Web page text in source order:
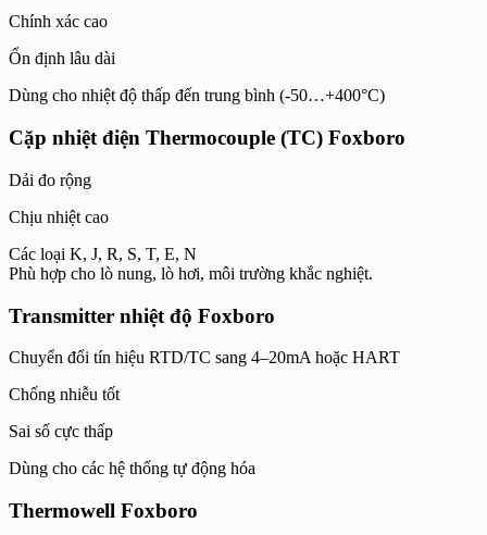
Chính xác cao
Ổn định lâu dài
Dùng cho nhiệt độ thấp đến trung bình (-50…+400°C)
Cặp nhiệt điện Thermocouple (TC) Foxboro
Dải đo rộng
Chịu nhiệt cao
Các loại K, J, R, S, T, E, N
Phù hợp cho lò nung, lò hơi, môi trường khắc nghiệt.
Transmitter nhiệt độ Foxboro
Chuyển đổi tín hiệu RTD/TC sang 4–20mA hoặc HART
Chống nhiễu tốt
Sai số cực thấp
Dùng cho các hệ thống tự động hóa
Thermowell Foxboro